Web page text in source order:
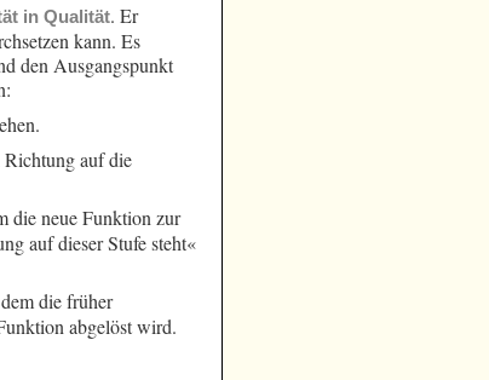
in Qualität. Er
kann. Es
den Ausgangspunkt
auf die
die neue Funktion zur
auf dieser Stufe steht«
die früher
abgelöst wird.